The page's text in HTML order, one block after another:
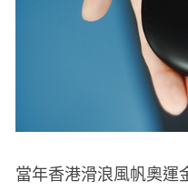
當年香港滑浪風帆奧運